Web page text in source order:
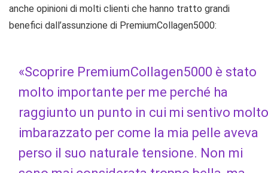
anche opinioni di molti clienti che hanno tratto grandi
benefici dall’assunzione di PremiumCollagen5000:
«Scoprire PremiumCollagen5000 è stato
molto importante per me perché ha
raggiunto un punto in cui mi sentivo molto
imbarazzato per come la mia pelle aveva
perso il suo naturale tensione. Non mi